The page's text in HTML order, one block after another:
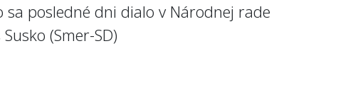
posledné dni dialo v Národnej rade
(Smer-SD)